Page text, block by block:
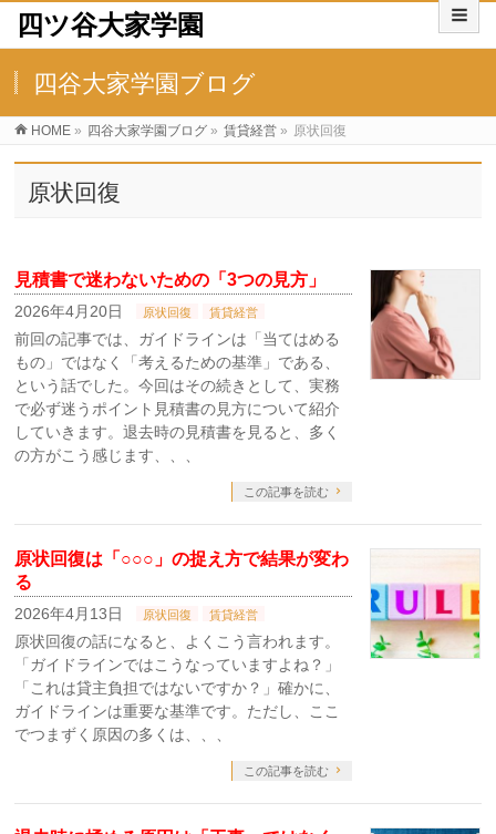
四ツ谷大家学園
四谷大家学園ブログ
HOME » 四谷大家学園ブログ » 賃貸経営 » 原状回復
原状回復
見積書で迷わないための「3つの見方」
2026年4月20日 原状回復 賃貸経営
前回の記事では、ガイドラインは「当てはめる
もの」ではなく「考えるための基準」である、
という話でした。今回はその続きとして、実務
で必ず迷うポイント見積書の見方について紹介
していきます。退去時の見積書を見ると、多く
の方がこう感じます、、、
この記事を読む
原状回復は「○○○」の捉え方で結果が変わ
る
2026年4月13日 原状回復 賃貸経営
原状回復の話になると、よくこう言われます。
「ガイドラインではこうなっていますよね？」
「これは貸主負担ではないですか？」確かに、
ガイドラインは重要な基準です。ただし、ここ
でつまずく原因の多くは、、、
この記事を読む